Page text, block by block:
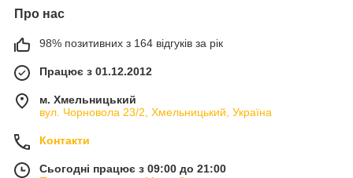
Про нас
98% позитивних з 164 відгуків за рік
Працює з 01.12.2012
м. Хмельницький
вул. Чорновола 23/2, Хмельницький, Україна
Контакти
Сьогодні працює з 09:00 до 21:00